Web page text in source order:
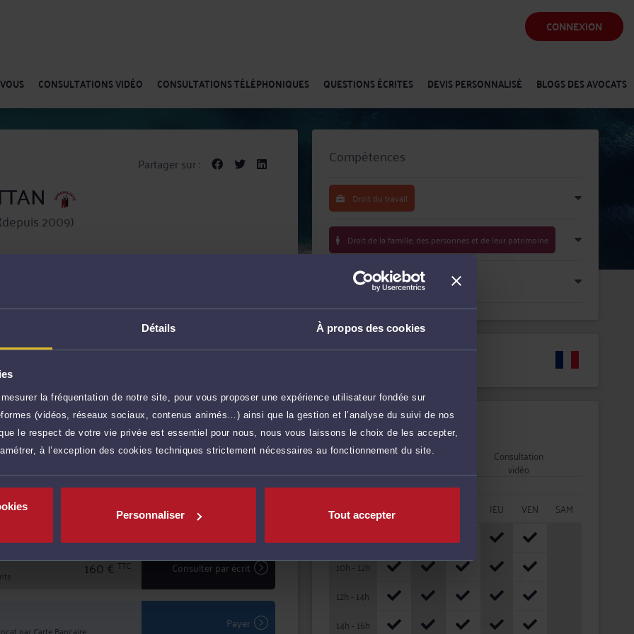
Détails À propos des cookies
la fréquentation de notre site, pour vous proposer une expérience utilisateur fondée sur
(vidéos, réseaux sociaux, contenus animés…) ainsi que la gestion et l’analyse du suivi de nos
le respect de votre vie privée est essentiel pour nous, nous vous laissons le choix de les accepter,
à l’exception des cookies techniques strictement nécessaires au fonctionnement du site.
Personnaliser Tout accepter
CONNEXION
CONSULTATIONS VIDÉO CONSULTATIONS TÉLÉPHONIQUES QUESTIONS ÉCRITES DEVIS PERSONNALISÉ BLOGS DES AVOCATS
Partager sur :
2009)
met ses compétences au service de ses clients dans
et Droit de la famille, des personnes et de leur
vos intérêts.
à Me OTTAN, vous bénéficiez d'une écoute
dans le traitement de votre dossier.
plus
60 € TTC Prendre RDV
60 €TTC Prendre RDV
160 €TTC Consulter par écrit
par Carte Bancaire. Payer
Compétences
Droit du travail
Droit de la famille, des personnes et de leur patrimoine
Droit de la santé
Disponibilités
Rendez-vous Consultation
vidéo
HORAIRES LUN JEU VEN
SAM
10h - 12h
12h - 14h
14h - 16h